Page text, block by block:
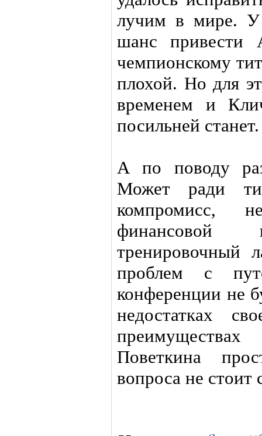
лучим в мире. У
шанс привести
чемпионскому
плохой. Но для
временем и
посильней станет.
А по поводу
Может ради
компромисс,
финансовой
тренировочный
проблем с
конференции не
недостатках
преимуществах
Поветкина
вопроса не стоит